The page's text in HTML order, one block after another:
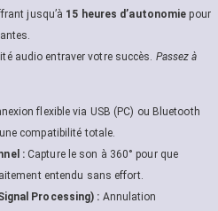
jusqu’à 15 heures d’autonomie pour
audio entraver votre succès. Passez à
flexible via USB (PC) ou Bluetooth
compatibilité totale.
:Capture le son à 360° pour que
entendu sans effort.
Processing) : Annulation